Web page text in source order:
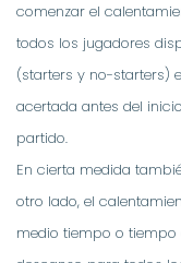
comenzar el
todos los jugadores
(starters y no-starters)
acertada antes del
partido.
En cierta medida
otro lado, el
medio tiempo o tiempo